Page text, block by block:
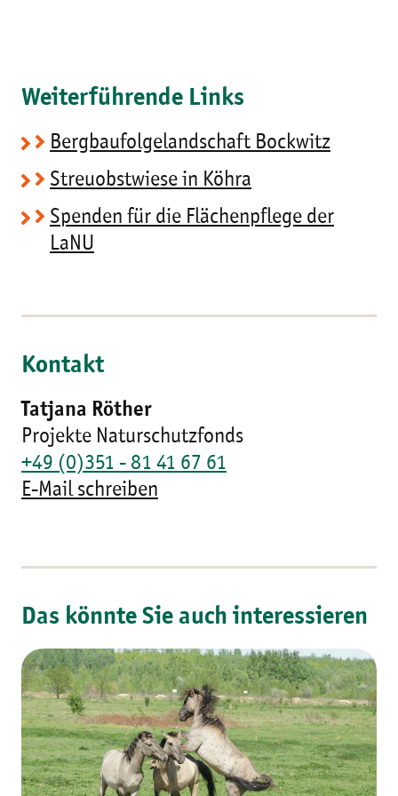
Weiterführende Links
Bergbaufolgelandschaft Bockwitz
Streuobstwiese in Köhra
Spenden für die Flächenpflege der
LaNU
Kontakt
Tatjana Röther
Projekte Naturschutzfonds
+49 (0)351 - 81 41 67 61
E-Mail schreiben
Das könnte Sie auch interessieren